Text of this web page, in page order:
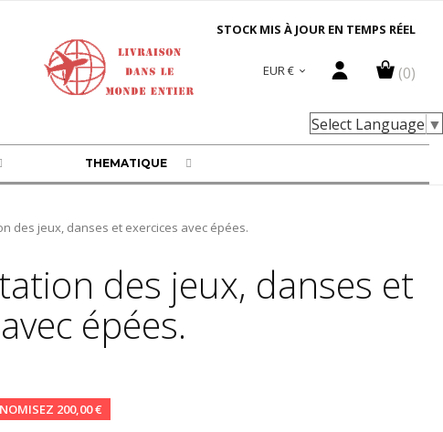
STOCK MIS À JOUR EN TEMPS RÉEL
(0)
EUR € 
Select Language ▼
THEMATIQUE
des jeux, danses et exercices avec épées.
des jeux, danses et
épées.
200,00 €